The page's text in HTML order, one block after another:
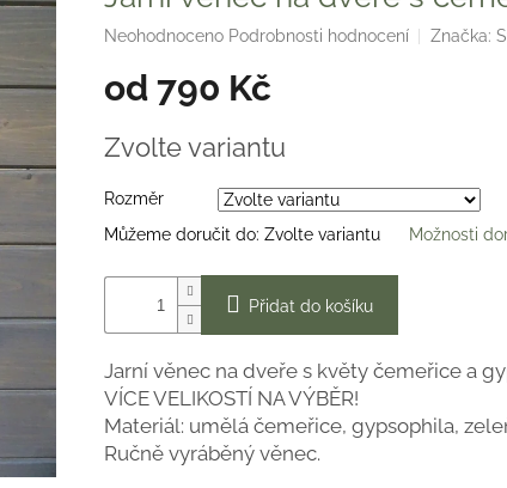
Průměrné
produktu
je
z
hvězdiček.
Neohodnoceno Podrobnosti hodnocení Značka:
od 790 Kč
cena:
Zvolte variantu
Rozměr
Můžeme doručit do: Zvolte variantu Možnosti
Přidat do košíku
Jarní věnec na dveře s květy čemeřice a
VÍCE VELIKOSTÍ NA VÝBĚR!
Materiál: umělá čemeřice, gypsophila,
Ručně vyráběný věnec.